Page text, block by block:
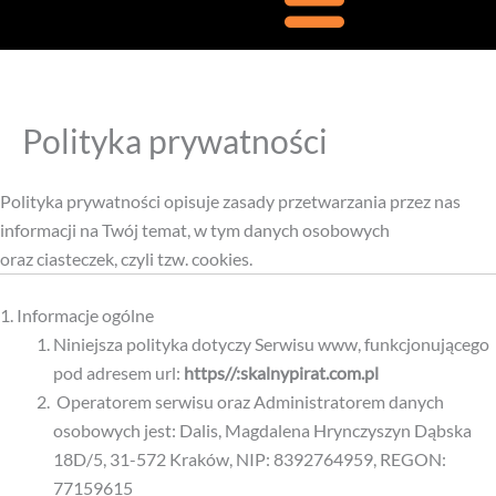
Polityka prywatności
Polityka prywatności opisuje zasady przetwarzania przez nas
informacji na Twój temat, w tym danych osobowych
oraz ciasteczek, czyli tzw. cookies.
1. Informacje ogólne
Niniejsza polityka dotyczy Serwisu www, funkcjonującego
pod adresem url: https//:skalnypirat.com.pl
Operatorem serwisu oraz Administratorem danych
osobowych jest: Dalis, Magdalena Hrynczyszyn Dąbska
18D/5, 31-572 Kraków, NIP: 8392764959, REGON:
77159615